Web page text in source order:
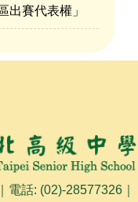
出賽代表權」
話: (02)-28577326｜